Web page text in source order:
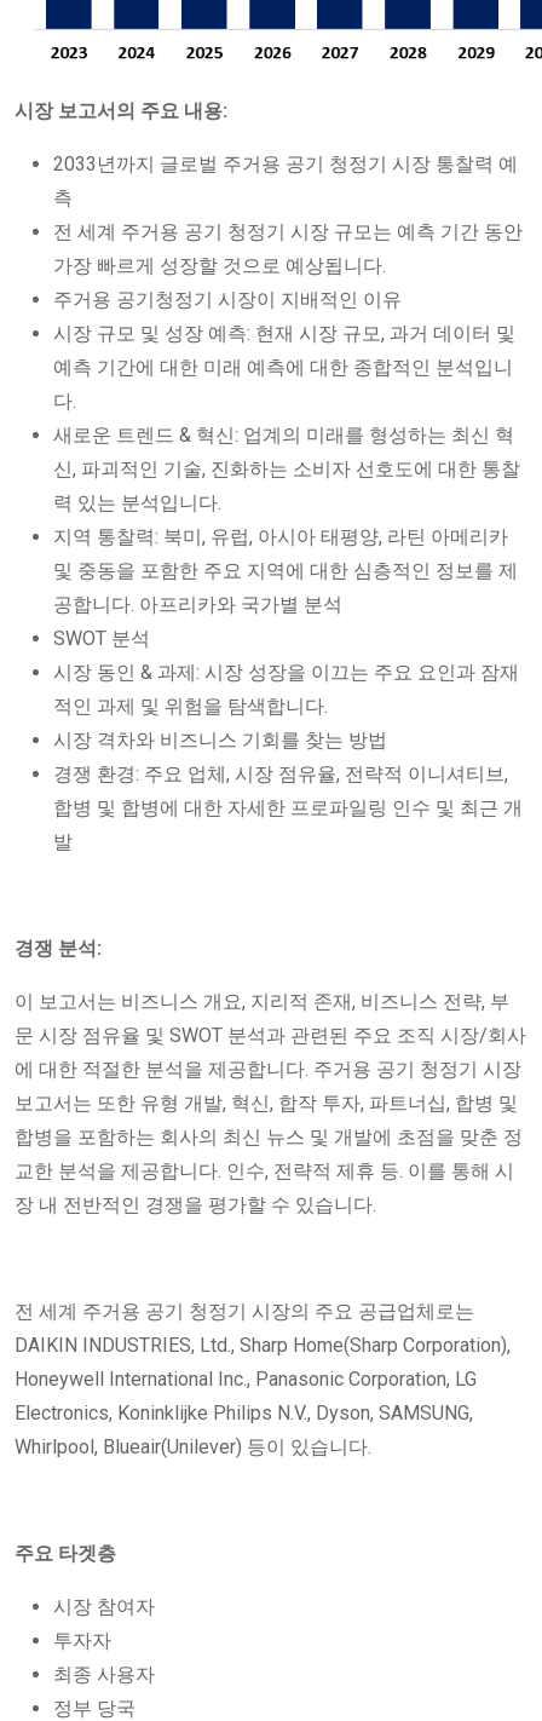
시장 보고서의 주요 내용:
2033년까지 글로벌 주거용 공기 청정기 시장 통찰력 예
측
전 세계 주거용 공기 청정기 시장 규모는 예측 기간 동안
가장 빠르게 성장할 것으로 예상됩니다.
주거용 공기청정기 시장이 지배적인 이유
시장 규모 및 성장 예측: 현재 시장 규모, 과거 데이터 및
예측 기간에 대한 미래 예측에 대한 종합적인 분석입니
다.
새로운 트렌드 & 혁신: 업계의 미래를 형성하는 최신 혁
신, 파괴적인 기술, 진화하는 소비자 선호도에 대한 통찰
력 있는 분석입니다.
지역 통찰력: 북미, 유럽, 아시아 태평양, 라틴 아메리카
및 중동을 포함한 주요 지역에 대한 심층적인 정보를 제
공합니다. 아프리카와 국가별 분석
SWOT 분석
시장 동인 & 과제: 시장 성장을 이끄는 주요 요인과 잠재
적인 과제 및 위험을 탐색합니다.
시장 격차와 비즈니스 기회를 찾는 방법
경쟁 환경: 주요 업체, 시장 점유율, 전략적 이니셔티브,
합병 및 합병에 대한 자세한 프로파일링 인수 및 최근 개
발
경쟁 분석:
이 보고서는 비즈니스 개요, 지리적 존재, 비즈니스 전략, 부
문 시장 점유율 및 SWOT 분석과 관련된 주요 조직 시장/회사
에 대한 적절한 분석을 제공합니다. 주거용 공기 청정기 시장
보고서는 또한 유형 개발, 혁신, 합작 투자, 파트너십, 합병 및
합병을 포함하는 회사의 최신 뉴스 및 개발에 초점을 맞춘 정
교한 분석을 제공합니다. 인수, 전략적 제휴 등. 이를 통해 시
장 내 전반적인 경쟁을 평가할 수 있습니다.
전 세계 주거용 공기 청정기 시장의 주요 공급업체로는
DAIKIN INDUSTRIES, Ltd., Sharp Home(Sharp Corporation),
Honeywell International Inc., Panasonic Corporation, LG
Electronics, Koninklijke Philips N.V., Dyson, SAMSUNG,
Whirlpool, Blueair(Unilever) 등이 있습니다.
주요 타겟층
시장 참여자
투자자
최종 사용자
정부 당국